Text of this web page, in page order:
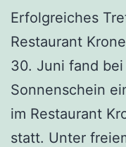
Erfolgreiches
Restaurant
30. Juni fand
Sonnenschein
im Restaurant
statt. Unter